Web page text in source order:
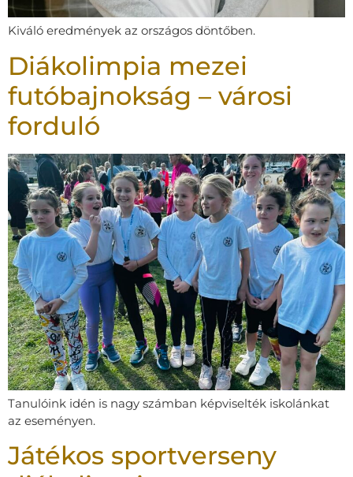
Kiváló eredmények az országos döntőben.
Diákolimpia mezei
futóbajnokság – városi
forduló
Tanulóink idén is nagy számban képviselték iskolánkat
az eseményen.
Játékos sportverseny